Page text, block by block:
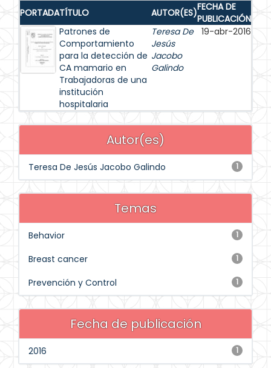
PORTADATÍTULO AUTOR(ES)FECHA DE
PUBLICACIÓN
Patrones de
Comportamiento
para la detección de
CA mamario en
Trabajadoras de una
institución
hospitalaria
Teresa De
Jesús
Jacobo
Galindo
19-abr-2016
Autor(es)
1
Teresa De Jesús Jacobo Galindo
Temas
1
Behavior
1
Breast cancer
1
Prevención y Control
Fecha de publicación
1
2016